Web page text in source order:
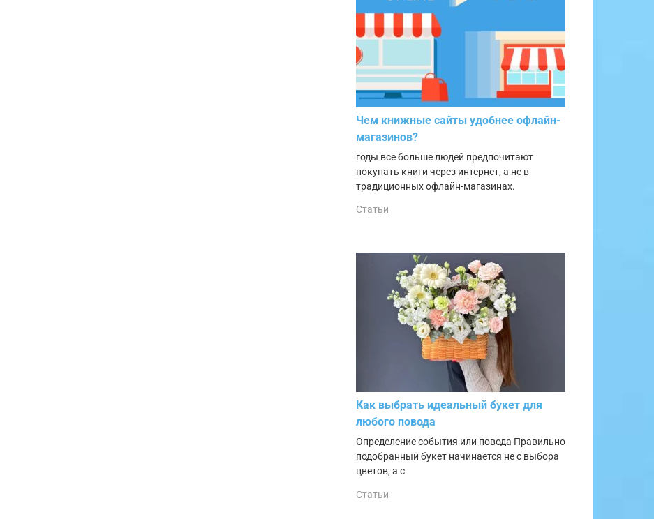
Чем книжные сайты удобнее офлайн-
магазинов?
годы все больше людей предпочитают
покупать книги через интернет, а не в
традиционных офлайн-магазинах.
Статьи
Как выбрать идеальный букет для
любого повода
Определение события или повода Правильно
подобранный букет начинается не с выбора
цветов, а с
Статьи